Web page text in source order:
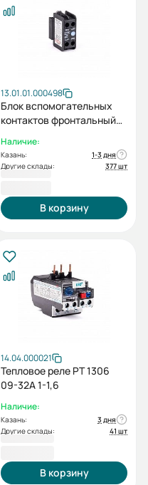
13.01.01.000498
Блок вспомогательных
контактов фронтальный
100, UMC9-100, HGR)
Наличие:
Казань:
1-3 дня
Другие склады:
377 шт
В корзину
14.04.000021
Тепловое реле РТ 1306
09-32А 1-1,6
Наличие:
Казань:
3 дня
Другие склады:
41 шт
В корзину